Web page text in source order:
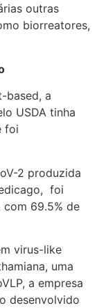
outras
biorreatores,
based, a
USDA tinha
foi
2 produzida
foi
com 69.5% de
virus-like
uma
a empresa
desenvolvido